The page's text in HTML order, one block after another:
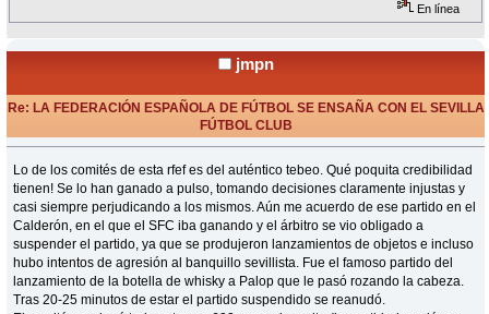
En línea
jmpn
Re: LA FEDERACIÓN ESPAÑOLA DE FÚTBOL SE ENSAÑA CON EL SEVILLA
FÚTBOL CLUB
Lo de los comités de esta rfef es del auténtico tebeo. Qué poquita credibilidad
tienen! Se lo han ganado a pulso, tomando decisiones claramente injustas y
casi siempre perjudicando a los mismos. Aún me acuerdo de ese partido en el
Calderón, en el que el SFC iba ganando y el árbitro se vio obligado a
suspender el partido, ya que se produjeron lanzamientos de objetos e incluso
hubo intentos de agresión al banquillo sevillista. Fue el famoso partido del
lanzamiento de la botella de whisky a Palop que le pasó rozando la cabeza.
Tras 20-25 minutos de estar el partido suspendido se reanudó.